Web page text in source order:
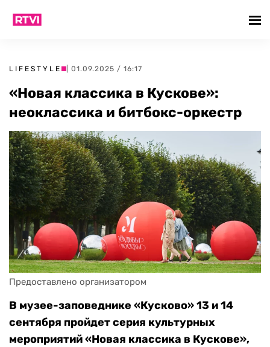
LIFESTYLE | 01.09.2025 / 16:17
«Новая классика в Кускове»:
неоклассика и битбокс-оркестр
Предоставлено организатором
В музее-заповеднике «Кусково» 13 и 14
сентября пройдет серия культурных
мероприятий «Новая классика в Кускове»,